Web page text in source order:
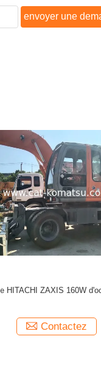
envoyer une
Excavatrice sur pneus